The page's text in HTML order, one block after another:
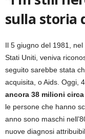
sulla storia
Il 5 giugno del 1981,
Stati Uniti, veniva
seguito sarebbe stata
acquisita, o Aids. Oggi,
ancora 38 milioni
le persone che hanno
anno sono maschi
nuove diagnosi